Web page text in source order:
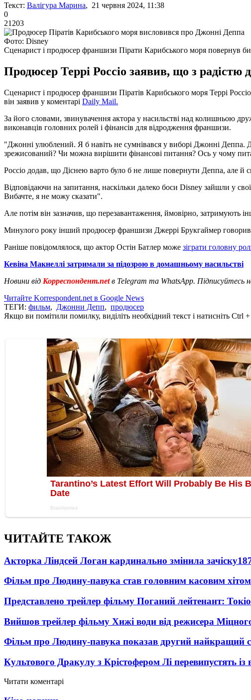
Текст: Валігура Марина, 21 червня 2024, 11:38
0
21203
Фото: Disney
Сценарист і продюсер франшизи Пірати Карибського моря повернув
Продюсер Террі Россіо заявив, що з
Сценарист і продюсер франшизи Піратів Карибського моря Террі
він заявив у коментарі Daily Mail.
За його словами, звинувачення актора у насильстві над колишньою
виконавців головних ролей і фінансів для відродження франшизи.
"Джонні улюблений. Я б навіть не сумнівався у виборі Джонні
зрежисований? Чи можна вирішити фінансові питання? Ось у чому
Россіо додав, що Діснею варто було б не лише повернути Деппа, але й
Відповідаючи на запитання, наскільки далеко боси Disney зайшли у
Вибачте, я не можу сказати".
Але потім він зазначив, що перезавантаження, ймовірно, затримують
Минулого року інший продюсер франшизи Джеррі Брукгаймер говорив
Раніше повідомлялося, що актор Остін Батлер може зіграти головну
Кевіна Макнеллі затримали за підозрою в домашньому насильстві
Новини від Корреспондент.netв Telegram та WhatsApp. Підписуйтесь
Читайте Korrespondent.net в Google News
ТЕГИ: фильм, Джонни Депп, продюсер
Якщо ви помітили помилку, виділіть необхідний текст і натисніть
ЧИТАЙТЕ ТАКОЖ
Акторка Ліндсей Логан кардинально змінила зачіску
Фільм про Людину-павука став головним касовим
Представлено трейлер фільму Поганий лейтенант: Токіо
Вийшов трейлер фільму Хижі води від режисера
Фільм про Людину-павука показав другий найкращий
Культового Дракулу з Крістофером Лі перевипустять
Читати коментарі